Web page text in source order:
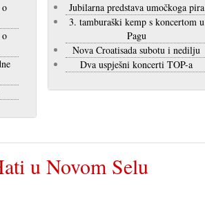
Jubilarna predstava umočkoga pira
3. tamburaški kemp s koncertom u
Pagu
Nova Croatisada subotu i nedilju
Dva uspješni koncerti TOP-a
u Novom Selu